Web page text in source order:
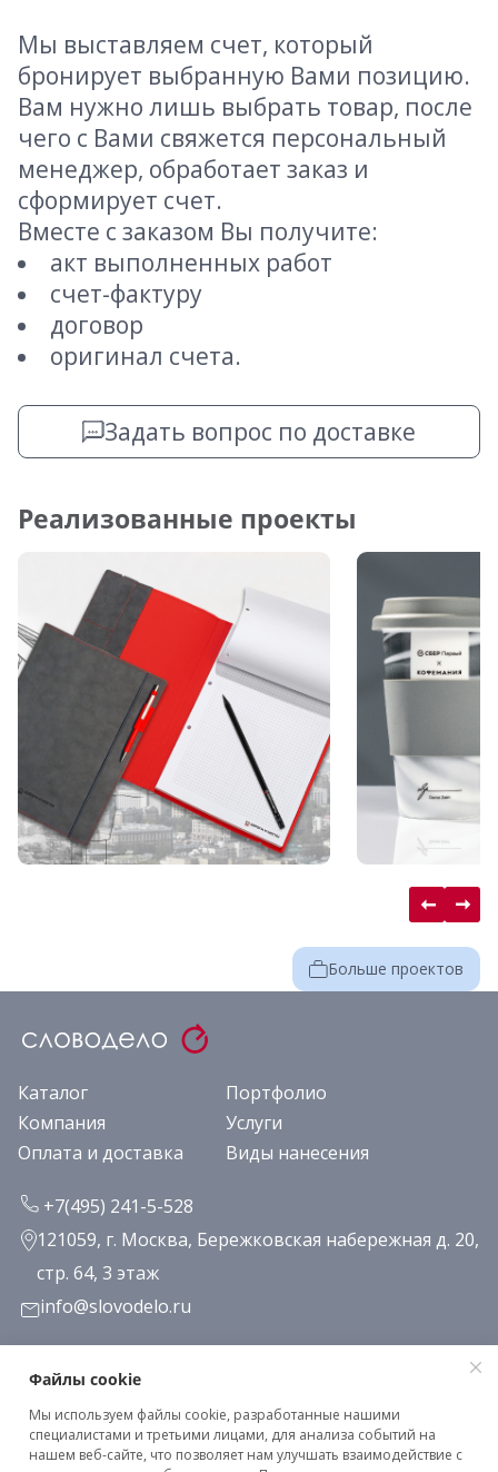
Мы выставляем счет, который
бронирует выбранную Вами позицию.
Вам нужно лишь выбрать товар, после
чего с Вами свяжется персональный
менеджер, обработает заказ и
сформирует счет.
Вместе с заказом Вы получите:
акт выполненных работ
счет-фактуру
договор
оригинал счета.
Задать вопрос по доставке
Реализованные проекты
Больше проектов
Каталог
Портфолио
Компания
Услуги
Оплата и доставка
Виды нанесения
+7(495) 241-5-528
121059, г. Москва, Бережковская набережная д. 20,
стр. 64, 3 этаж
info@slovodelo.ru
Заказать звонок
Подписаться на рассылку
Файлы cookie
Мы используем файлы cookie, разработанные нашими
специалистами и третьими лицами, для анализа событий на
нашем веб-сайте, что позволяет нам улучшать взаимодействие с